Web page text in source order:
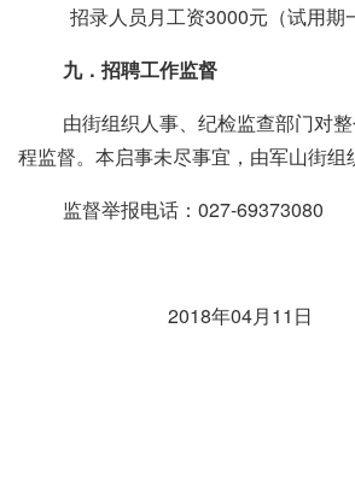
招录人员月工资3000元（试用期
九．招聘工作监督
由街组织人事、纪检监查部门对
程监督。本启事未尽事宜，由军山街组
监督举报电话：027-69373080
2018年04月11 日